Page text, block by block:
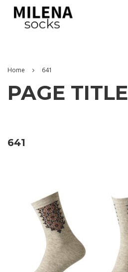
Home 641
PAGE TITLE
641